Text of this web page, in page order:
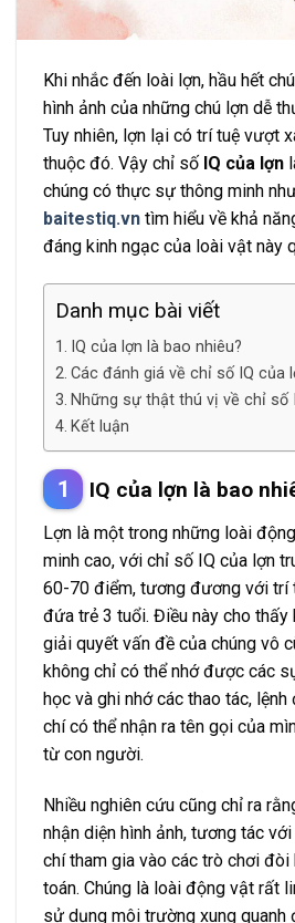
Khi nhắc đến loài lợn, hầu hết
hình ảnh của những chú lợn dễ
Tuy nhiên, lợn lại có trí tuệ vượt
thuộc đó. Vậy chỉ số IQ của lợn
chúng có thực sự thông minh
baitestiq.vn tìm hiểu về khả
đáng kinh ngạc của loài vật này
Danh mục bài viết
IQ của lợn là bao nhiêu?
Các đánh giá về chỉ số IQ của
Những sự thật thú vị về chỉ số
Kết luận
IQ của lợn là bao
Lợn là một trong những loài
minh cao, với chỉ số IQ của lợn
60-70 điểm, tương đương với trí
đứa trẻ 3 tuổi. Điều này cho thấy
giải quyết vấn đề của chúng vô
không chỉ có thể nhớ được các
học và ghi nhớ các thao tác,
chí có thể nhận ra tên gọi của
từ con người.
Nhiều nghiên cứu cũng chỉ ra
nhận diện hình ảnh, tương tác
chí tham gia vào các trò chơi
toán. Chúng là loài động vật rất
sử dụng môi trường xung